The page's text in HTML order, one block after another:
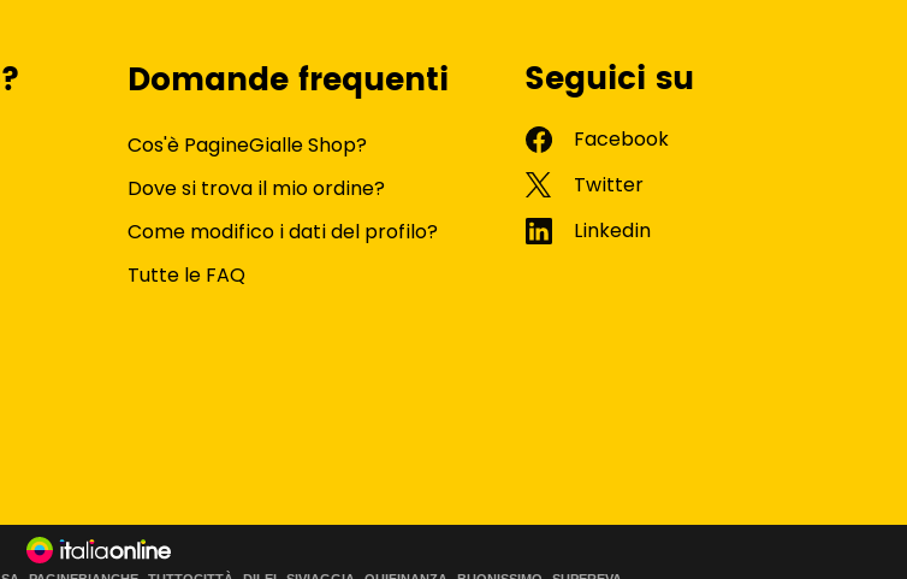
Domande frequenti
Cos'è PagineGialle Shop?
Dove si trova il mio ordine?
Come modifico i dati del profilo?
Tutte le FAQ
Seguici su